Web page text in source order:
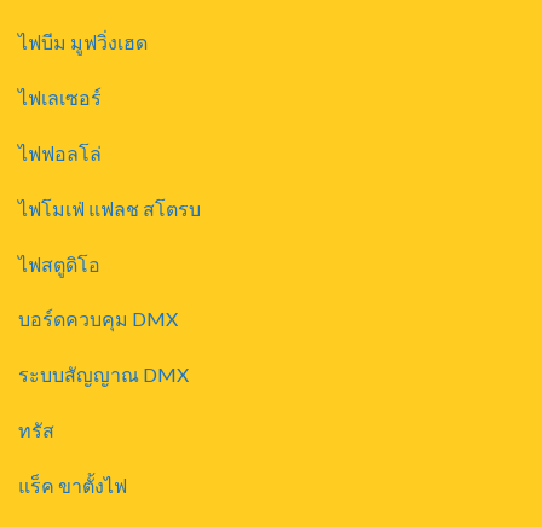
ไฟบีม มูฟวิ่งเฮด
ไฟเลเซอร์
ไฟฟอลโล่
ไฟโมเฟ่ แฟลช สโตรบ
ไฟสตูดิโอ
บอร์ดควบคุม DMX
ระบบสัญญาณ DMX
ทรัส
แร็ค ขาตั้งไฟ